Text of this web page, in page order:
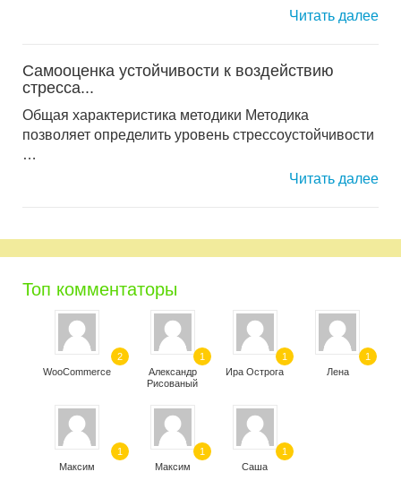
Читать далее
Самооценка устойчивости к воздействию
стресса...
Общая характеристика методики Методика
позволяет определить уровень стрессоустойчивости
…
Читать далее
Топ комментаторы
WooCommerce
2
Александр
Рисованый
1
Ира Острога
1
Лена
1
Максим
1
Максим
1
Саша
1